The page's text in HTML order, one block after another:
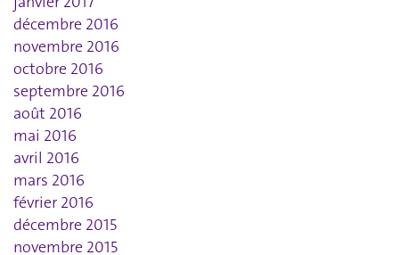
décembre 2016
novembre 2016
octobre 2016
septembre 2016
août 2016
mai 2016
avril 2016
mars 2016
février 2016
décembre 2015
novembre 2015